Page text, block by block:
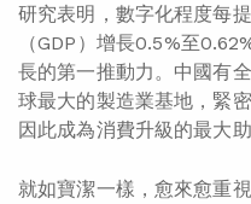
研究表明，數字化程度每
（GDP）增長0.5%至
長的第一推動力。中國有
球最大的製造業基地，緊
因此成為消費升級的最大助
就如寶潔一樣，愈來愈重